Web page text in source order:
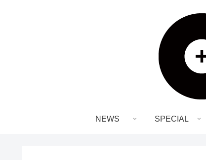
NEWS SPECIAL